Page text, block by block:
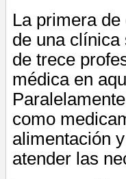
La primera
de una clínica
de trece
médica en
como
alimentación
atender las